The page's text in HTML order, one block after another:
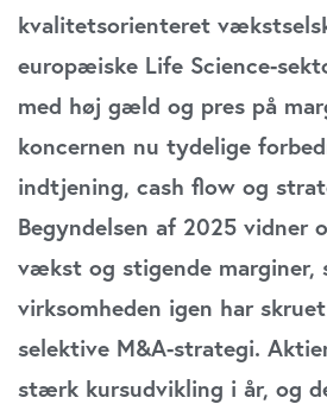
kvalitetsorienteret
europæiske Life Science-
med høj gæld og pres på
koncernen nu tydelige
indtjening, cash flow og
Begyndelsen af 2025 vidner
vækst og stigende marginer,
virksomheden igen har
selektive M&A-strategi.
stærk kursudvikling i år, og